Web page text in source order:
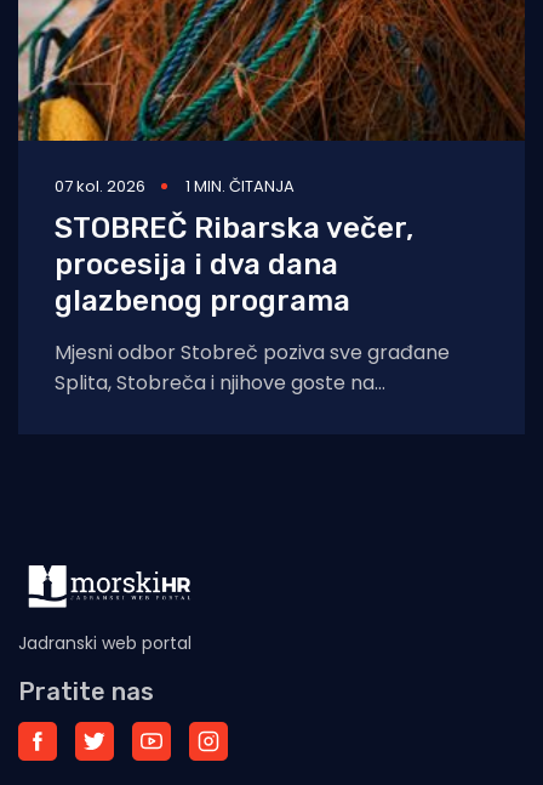
07 kol. 2026 1 MIN. ČITANJA
STOBREČ Ribarska večer,
procesija i dva dana
glazbenog programa
Mjesni odbor Stobreč poziva sve građane
Splita, Stobreča i njihove goste na
Jadranski web portal
Pratite nas